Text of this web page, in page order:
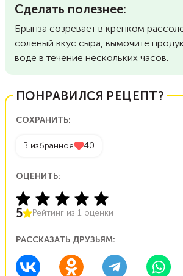
Сделать полезнее:
Брынза созревает в крепком
соленый вкус сыра, вымочите
воде в течение нескольких часов.
ПОНРАВИЛСЯ РЕЦЕПТ?
СОХРАНИТЬ:
В избранное 40
ОЦЕНИТЬ:
5 Рейтинг из 1 оценки
РАССКАЗАТЬ ДРУЗЬЯМ: